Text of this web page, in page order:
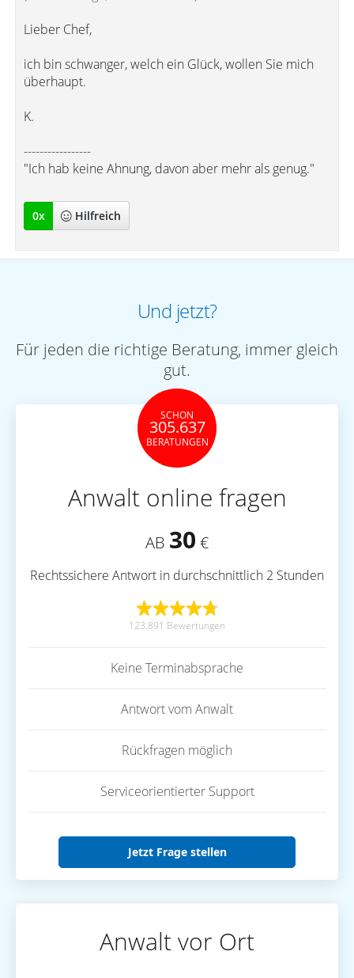
Lieber Chef,
ich bin schwanger, welch ein Glück, wollen Sie mich
überhaupt.
K.
-----------------
"Ich hab keine Ahnung, davon aber mehr als genug."
0x Hilfreich
Und jetzt?
Für jeden die richtige Beratung, immer gleich
gut.
SCHON
305.637
BERATUNGEN
Anwalt online fragen
AB 30 €
Rechtssichere Antwort in durchschnittlich 2 Stunden
123.891 Bewertungen
Keine Terminabsprache
Antwort vom Anwalt
Rückfragen möglich
Serviceorientierter Support
Jetzt Frage stellen
Anwalt vor Ort